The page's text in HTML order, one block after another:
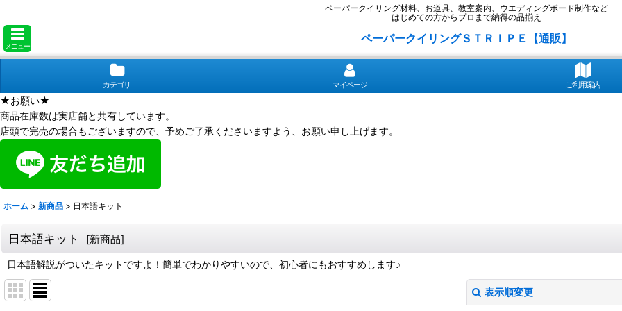
ペーパークイリング材料、お道具、教室案内、ウエディングボード制作など
はじめての方からプロまで納得の品揃え
メニュー
ペーパークイリングＳＴＲＩＰＥ【通販】
カテゴリ マイページ ご利用案内
★お願い★
商品在庫数は実店舗と共有しています。
店頭で完売の場合もございますので、予めご了承くださいますよう、お願い申し上げます。
ホーム > 新商品 > 日本語キット
日本語キット [新商品]
日本語解説がついたキットですよ！簡単でわかりやすいので、初心者にもおすすめします♪
表示順変更